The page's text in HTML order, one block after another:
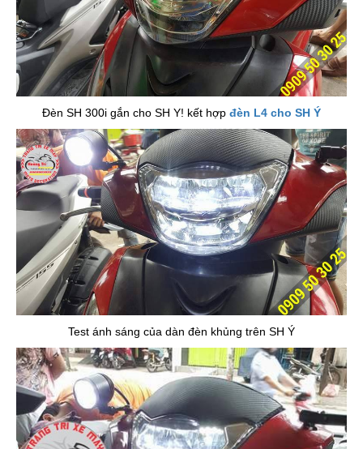
Đèn SH 300i gắn cho SH Y! kết hợp đèn L4 cho SH Ý
Test ánh sáng của dàn đèn khủng trên SH Ý